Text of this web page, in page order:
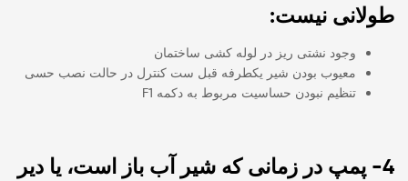
طولانی نیست:
وجود نشتی ریز در لوله کشی ساختمان
معیوب بودن شیر یکطرفه قبل ست کنترل در حالت نصب حسی
تنظیم نبودن حساسیت مربوط به دکمه F1
4- پمپ در زمانی که شیر آب باز است، یا دیر